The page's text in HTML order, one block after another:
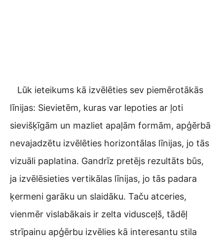
Lūk ieteikums kā izvēlēties sev piemērotākās
līnijas: Sievietēm, kuras var lepoties ar ļoti
sievišķīgām un mazliet apaļām formām, apģērbā
nevajadzētu izvēlēties horizontālas līnijas, jo tās
vizuāli paplatina. Gandrīz pretējs rezultāts būs,
ja izvēlēsieties vertikālas līnijas, jo tās padara
ķermeni garāku un slaidāku. Taču atceries,
vienmēr vislabākais ir zelta vidusceļš, tādēļ
strīpainu apģērbu izvēlies kā interesantu stila